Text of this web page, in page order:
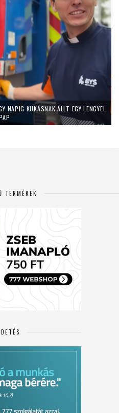
NAPIG KUKÁSNAK ÁLLT EGY LENGYEL
TERMÉKEK